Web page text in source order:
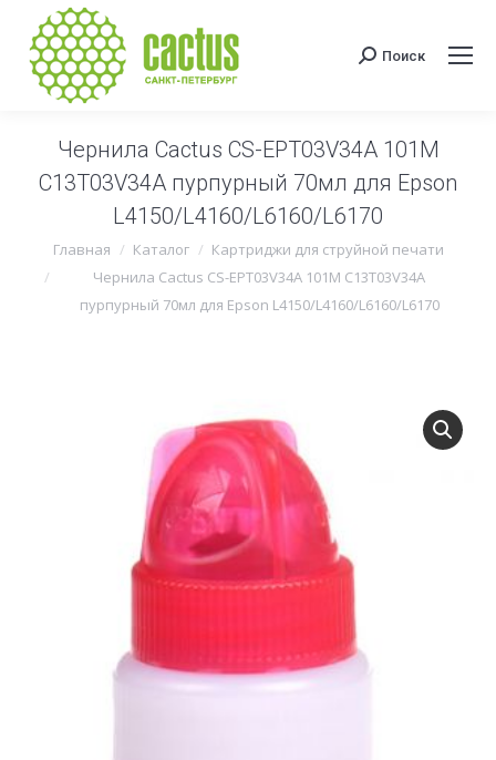
Поиск:
Поиск
Чернила Cactus CS-EPT03V34A 101M
C13T03V34A пурпурный 70мл для Epson
L4150/L4160/L6160/L6170
Вы здесь:
Главная Каталог
Картриджи для струйной печати
Чернила Cactus CS-EPT03V34A 101M C13T03V34A
пурпурный 70мл для Epson L4150/L4160/L6160/L6170